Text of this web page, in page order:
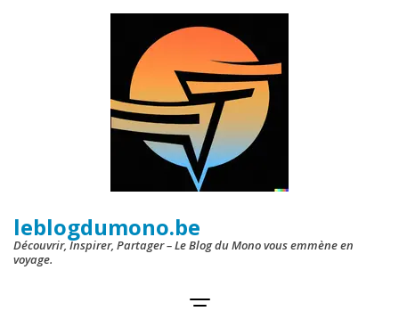
leblogdumono.be
Découvrir, Inspirer, Partager – Le Blog du Mono vous emmène en
voyage.